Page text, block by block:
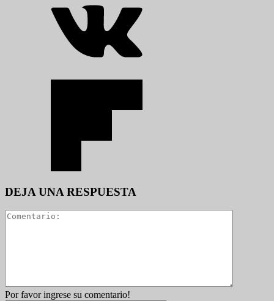
DEJA UNA RESPUESTA
Por favor ingrese su comentario!